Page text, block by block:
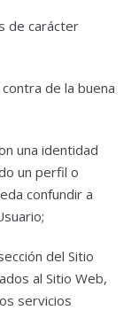
de carácter
de la buena
una identidad
un perfil o
confundir a
del Sitio
al Sitio Web,
servicios